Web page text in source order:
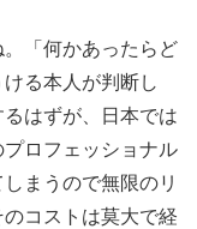
「何かあったらど
る本人が判断し
はずが、日本では
ロフェッショナル
まうので無限のリ
コストは莫大で経